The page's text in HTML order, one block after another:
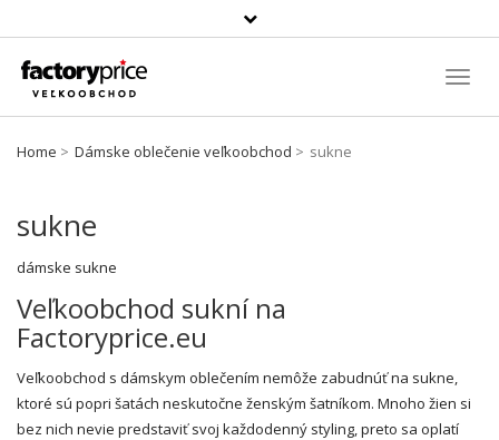
Szukaj
produktu
Home Dámske oblečenie veľkoobchod sukne
sukne
dámske sukne
Veľkoobchod sukní na
Factoryprice.eu
Veľkoobchod s dámskym oblečením nemôže zabudnúť na sukne,
ktoré sú popri šatách neskutočne ženským šatníkom. Mnoho žien si
bez nich nevie predstaviť svoj každodenný styling, preto sa oplatí